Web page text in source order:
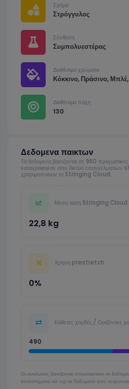
Σχήμα
Στρόγγυλος
Σύνθεση
Συμπολυεστέρας
Διαθέσιμα χρώματα
Κόκκινο, Πράσινο,
Διαθέσιμα πάχη
130
Δεδομενα παικτων
Τα δεδομενα βασιζονται σε 960
καταγραφηκαν απο δικτυο
χρησιμοποιουν το Stringing Cloud.
Μεση ταση Stringing Cloud
22,8 kg
Χρηση prestretch
0%
Κάθετες χορδές / Οριζόντιες
490
Οι αναλυσεις βασιζονται αποκλειστικα σε
καταστηματα και οχι σε δεδομενα απο